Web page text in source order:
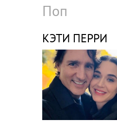
Поп
КЭТИ ПЕРРИ